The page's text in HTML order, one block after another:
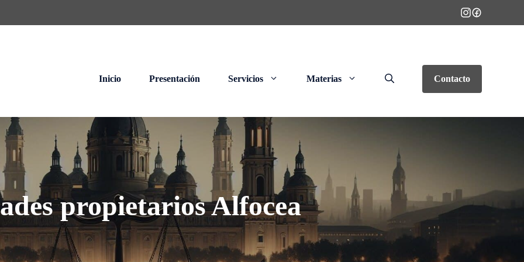
Inicio Presentación Servicios Materias Contacto
propietarios Alfocea